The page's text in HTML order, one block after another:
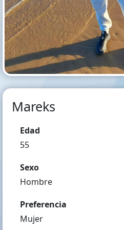
Mareks
Edad
55
Sexo
Hombre
Preferencia
Mujer